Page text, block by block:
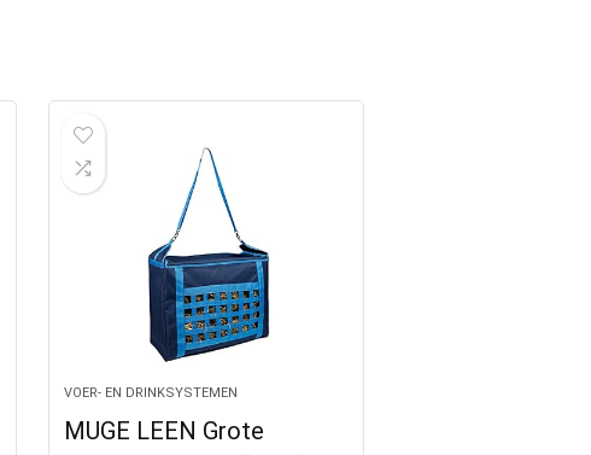
VOER- EN DRINKSYSTEMEN
MUGE LEEN Grote